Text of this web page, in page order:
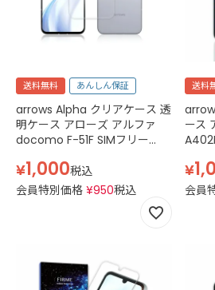
送料無料 あんしん保証
arrows Alpha クリアケース 透
明ケース アローズ アルファ
docomo F-51F SIMフリー
ケース 透明 クリア
¥1,000税込
会員特別価格 ¥950税込
送料
ース
明 ク
¥
会員